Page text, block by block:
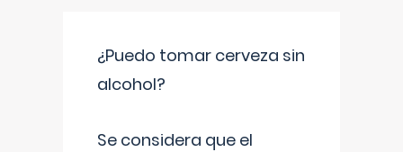
¿Puedo tomar cerveza sin
alcohol?
Se considera que el